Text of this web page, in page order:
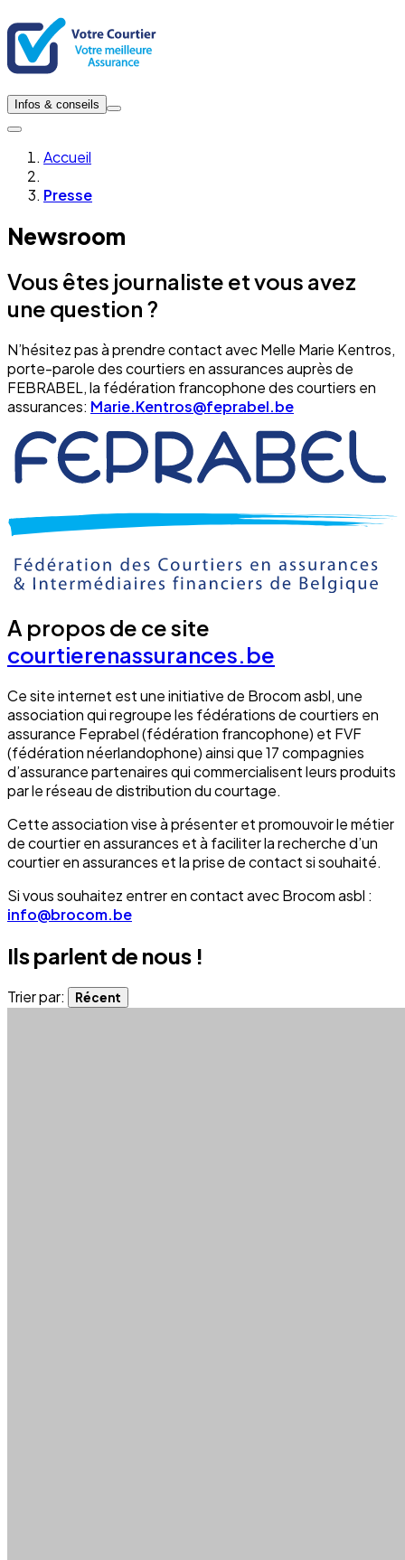
Infos & conseils
Accueil
Presse
Newsroom
Vous êtes journaliste et vous avez
une question ?
N’hésitez pas à prendre contact avec Melle Marie Kentros,
porte-parole des courtiers en assurances auprès de
FEBRABEL, la fédération francophone des courtiers en
assurances: Marie.Kentros@feprabel.be
A propos de ce site
courtierenassurances.be
Ce site internet est une initiative de Brocom asbl, une
association qui regroupe les fédérations de courtiers en
assurance Feprabel (fédération francophone) et FVF
(fédération néerlandophone) ainsi que 17 compagnies
d’assurance partenaires qui commercialisent leurs produits
par le réseau de distribution du courtage.
Cette association vise à présenter et promouvoir le métier
de courtier en assurances et à faciliter la recherche d’un
courtier en assurances et la prise de contact si souhaité.
Si vous souhaitez entrer en contact avec Brocom asbl :
info@brocom.be
Ils parlent de nous !
Trier par: Récent